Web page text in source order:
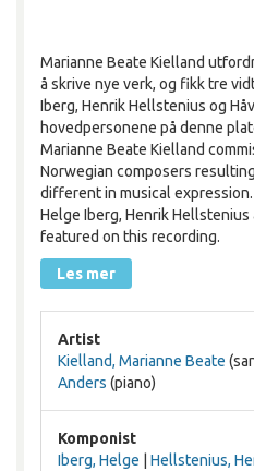
Marianne Beate Kielland
å skrive nye verk, og fikk tre
Iberg, Henrik Hellstenius og
hovedpersonene på denne
Marianne Beate Kielland
Norwegian composers
different in musical
Helge Iberg, Henrik Hellstenius
featured on this recording.
Les mer
Artist
Kielland, Marianne Beate
Anders (piano)
Komponist
Iberg, Helge
Hellstenius,